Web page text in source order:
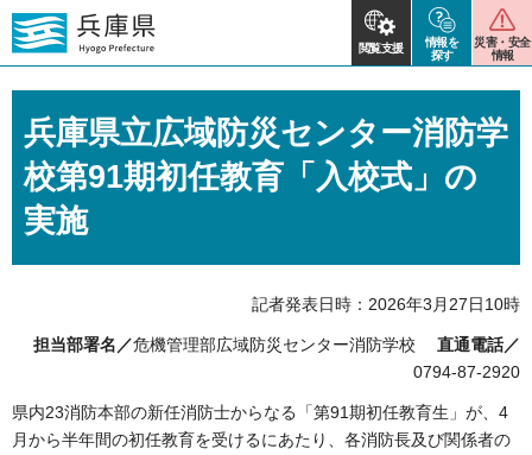
閲覧支援
情報を
探す
災害・安全
情報
兵庫県立広域防災センター消防学
校第91期初任教育「入校式」の
実施
記者発表日時：2026年3月27日10時
担当部署名／危機管理部広域防災センター消防学校 直通電話／
0794-87-2920
県内23消防本部の新任消防士からなる「第91期初任教育生」が、4
月から半年間の初任教育を受けるにあたり、各消防長及び関係者の